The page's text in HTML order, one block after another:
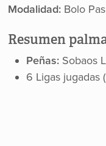
Modalidad: Bolo
Resumen
Peñas: Sobaos
6 Ligas jugadas